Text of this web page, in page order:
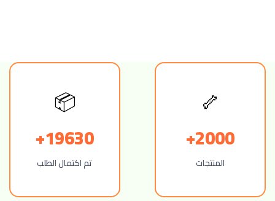
🦴
2000+
المنتجات
📦
19630+
تم اكتمال الطلب